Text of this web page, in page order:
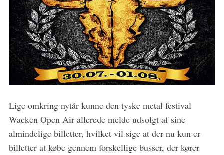
Lige omkring nytår kunne den tyske metal festival
Wacken Open Air allerede melde udsolgt af sine
almindelige billetter, hvilket vil sige at der nu kun er
billetter at købe gennem forskellige busser, der kører